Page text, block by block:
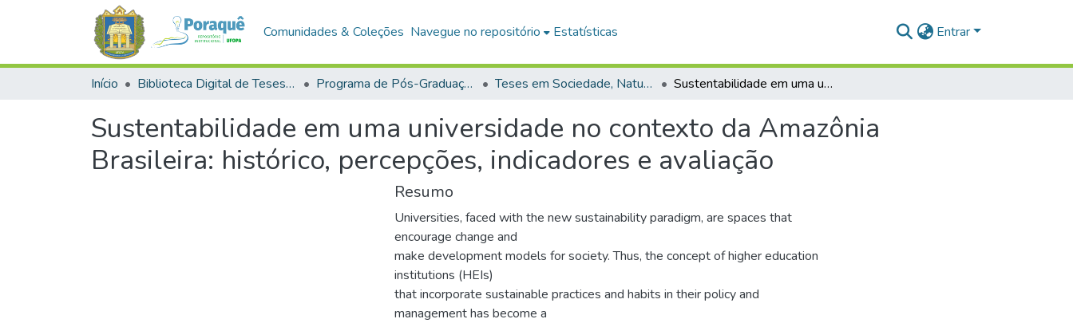
Comunidades & Coleções Navegue no repositório Estatísticas Entrar
Início Biblioteca Digital de Teses e Dissertações (BDTD) Programa de Pós-Graduação em Sociedade, Natureza e Desenvolvimento (PPGSND) Teses em Sociedade, Natureza e Desenvolvimento (Doutorado) Sustentabilidade em uma universidade no contexto da Amazônia Brasileira: histórico, percepções, indicadores e avaliação
Sustentabilidade em uma universidade no contexto da Amazônia
Brasileira: histórico, percepções, indicadores e avaliação
Resumo
Universities, faced with the new sustainability paradigm, are spaces that
encourage change and
make development models for society. Thus, the concept of higher education
institutions (HEIs)
that incorporate sustainable practices and habits in their policy and
management has become a